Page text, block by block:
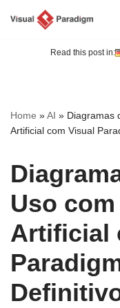
Read this post in:
Home »AI » Diagramas
Artificial com Visual
Uso
Artificial